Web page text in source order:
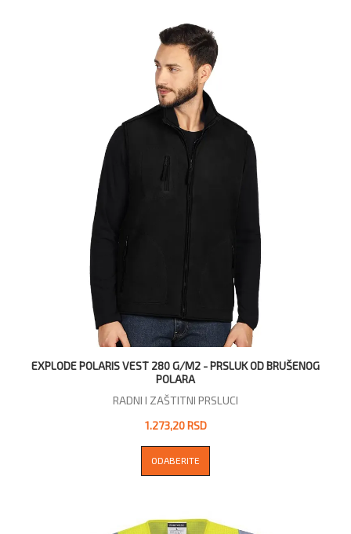
EXPLODE POLARIS VEST 280 G/M2 - PRSLUK OD BRUŠENOG
POLARA
RADNI I ZAŠTITNI PRSLUCI
1.273,20 RSD
ODABERITE